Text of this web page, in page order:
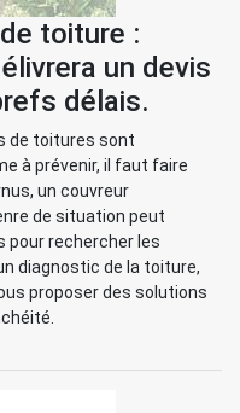
toiture :
un devis
délais.
de toitures sont
à prévenir, il faut faire
un couvreur
de situation peut
pour rechercher les
diagnostic de la toiture,
proposer des solutions